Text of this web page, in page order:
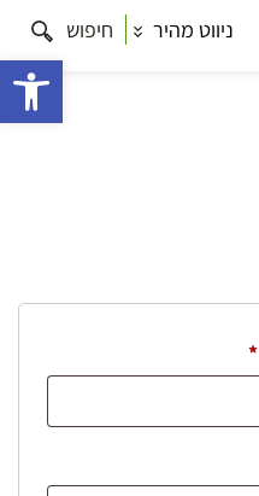
ניווט מהיר חיפוש
*חובה